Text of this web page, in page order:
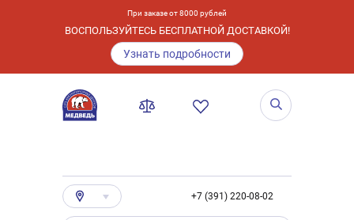
При заказе от 8000 рублей
ВОСПОЛЬЗУЙТЕСЬ БЕСПЛАТНОЙ ДОСТАВКОЙ!
Узнать подробности
+7 (391) 220-08-02